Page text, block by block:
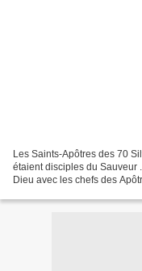
Les Saints-Apôtres des 70
étaient disciples du Sauveur
Dieu avec les chefs des